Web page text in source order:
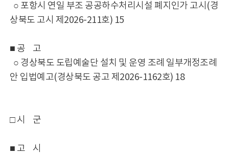
○ 포항시 연일 부조 공공하수처리시설 폐지인가 고시(경
상북도 고시 제2026-211호) 15
■ 공 고
○ 경상북도 도립예술단 설치 및 운영 조례 일부개정조례
안 입법예고(경상북도 공고 제2026-1162호) 18
□ 시 군
■ 고 시